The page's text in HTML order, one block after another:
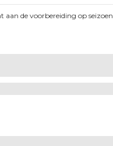
aan de voorbereiding op seizoen